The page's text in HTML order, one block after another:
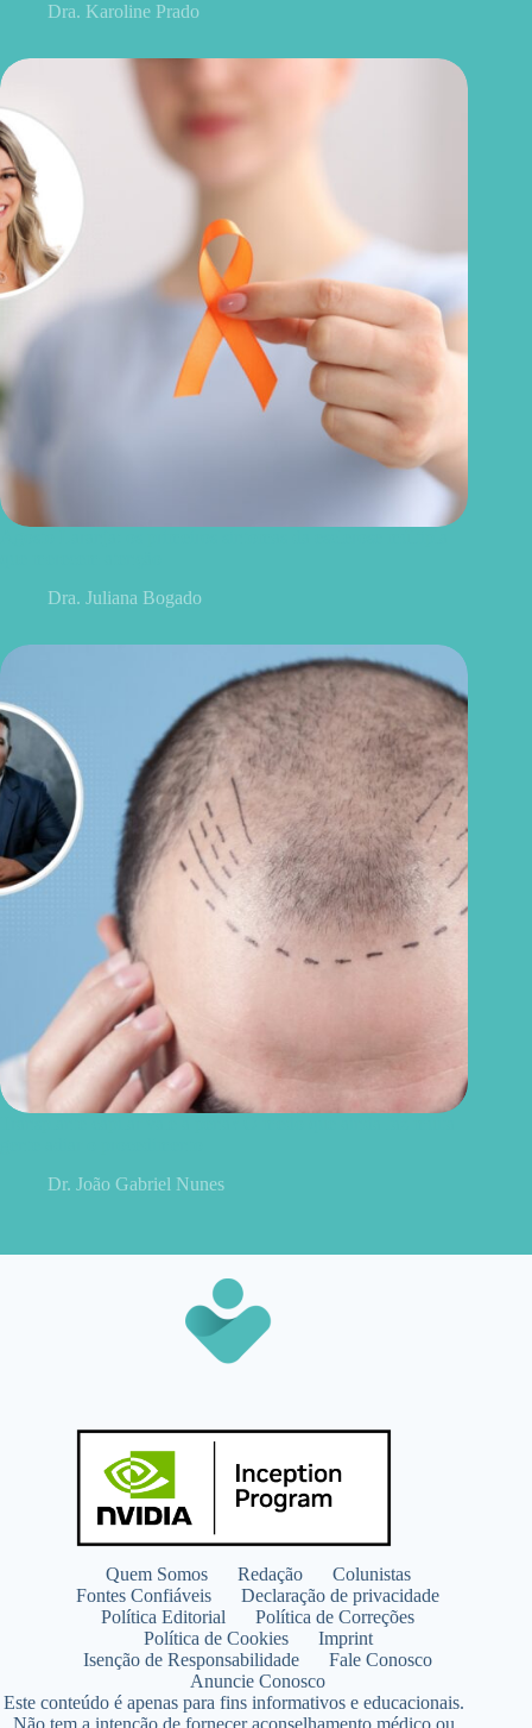
Dra. Karoline Prado
Dra. Juliana Bogado
Dr. João Gabriel Nunes
Quem Somos Redação
Colunistas
Fontes Confiáveis
Declaração de privacidade
Política Editorial
Política de Correções
Política de Cookies
Imprint
Isenção de Responsabilidade
Fale Conosco
Anuncie Conosco
Este conteúdo é apenas para fins informativos e educacionais.
Não tem a intenção de fornecer aconselhamento médico ou